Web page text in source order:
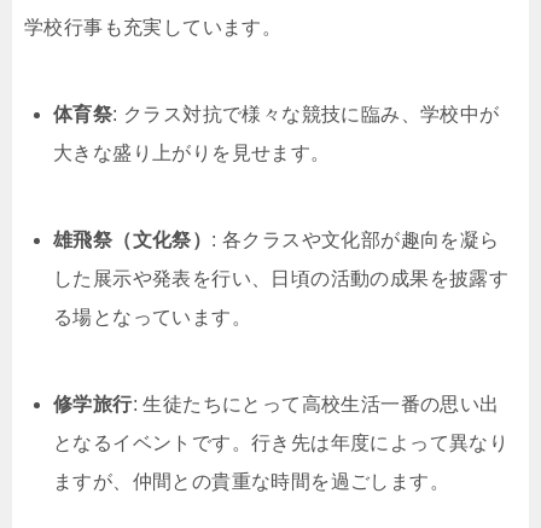
学校行事も充実しています。
体育祭: クラス対抗で様々な競技に臨み、学校中が
大きな盛り上がりを見せます。
雄飛祭（文化祭） : 各クラスや文化部が趣向を凝ら
した展示や発表を行い、日頃の活動の成果を披露す
る場となっています。
修学旅行: 生徒たちにとって高校生活一番の思い出
となるイベントです。行き先は年度によって異なり
ますが、仲間との貴重な時間を過ごします。